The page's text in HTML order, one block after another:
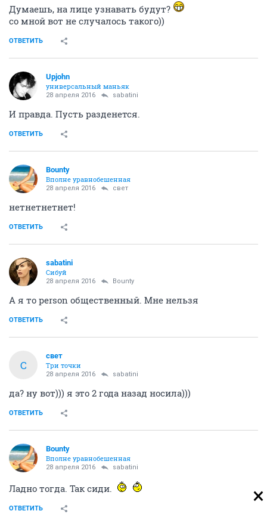
Думаешь, на лице узнавать будут?
со мной вот не случалось такого))
ОТВЕТИТЬ
Upjohn
универсальный маньяк
28 апреля 2016 sabatini
И правда. Пусть разденется.
ОТВЕТИТЬ
Bounty
Вполне уравнобешенная
28 апреля 2016 свет
нетнетнетнет!
ОТВЕТИТЬ
sabatini
Сибуй
28 апреля 2016 Bounty
А я то person общественный. Мне нельзя
ОТВЕТИТЬ
С
свет
Три точки
28 апреля 2016 sabatini
да? ну вот))) я это 2 года назад носила)))
ОТВЕТИТЬ
Bounty
Вполне уравнобешенная
28 апреля 2016 sabatini
Ладно тогда. Так сиди.
ОТВЕТИТЬ